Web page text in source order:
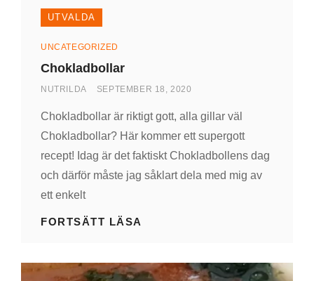
UTVALDA
Kategorier
UNCATEGORIZED
Chokladbollar
AV
NUTRILDA
PUBLICERAD
SEPTEMBER 18, 2020
Chokladbollar är riktigt gott, alla gillar väl
Chokladbollar? Här kommer ett supergott
recept! Idag är det faktiskt Chokladbollens dag
och därför måste jag såklart dela med mig av
ett enkelt
FORTSÄTT LÄSA